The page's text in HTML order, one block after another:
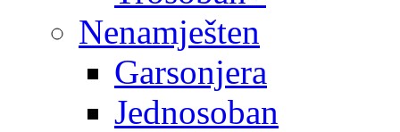
Nenamješten
Garsonjera
Jednosoban